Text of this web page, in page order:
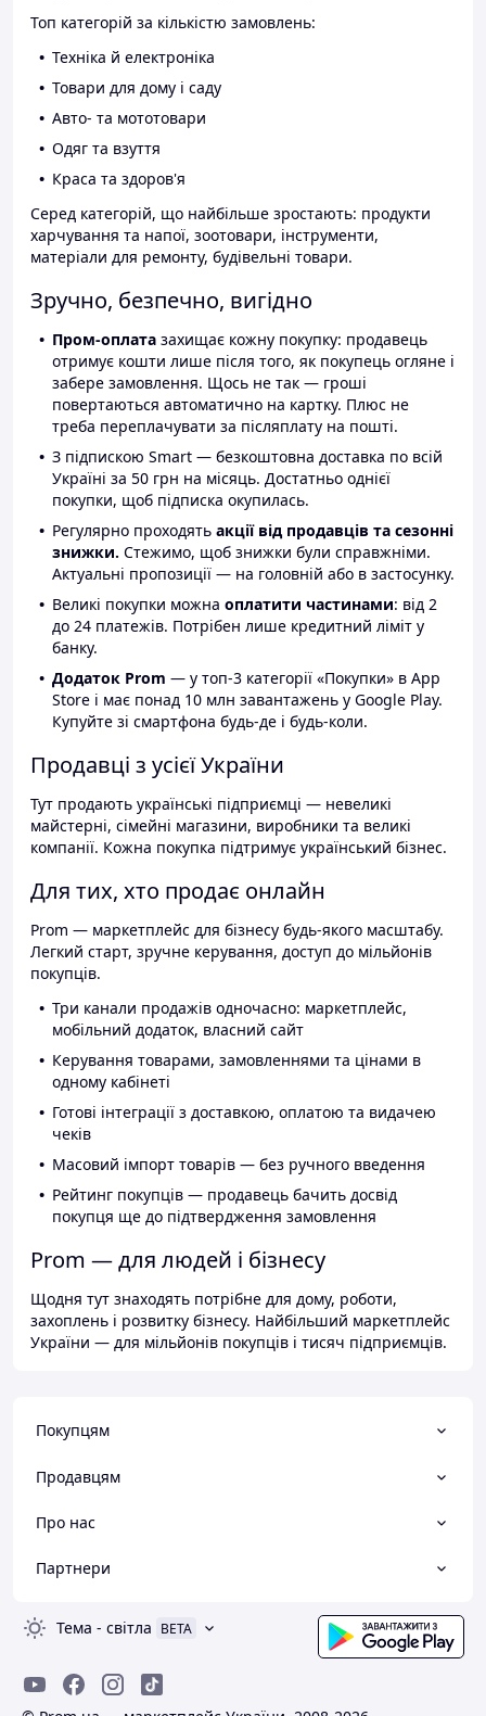
Топ категорій за кількістю замовлень:
Техніка й електроніка
Товари для дому і саду
Авто- та мототовари
Одяг та взуття
Краса та здоров'я
Серед категорій, що найбільше зростають: продукти
харчування та напої, зоотовари, інструменти,
матеріали для ремонту, будівельні товари.
Зручно, безпечно, вигідно
Пром-оплата захищає кожну покупку: продавець
отримує кошти лише після того, як покупець огляне і
забере замовлення. Щось не так — гроші
повертаються автоматично на картку. Плюс не
треба переплачувати за післяплату на пошті.
З підпискою Smart — безкоштовна доставка по всій
Україні за 50 грн на місяць. Достатньо однієї
покупки, щоб підписка окупилась.
Регулярно проходять акції від продавців та сезонні
знижки. Стежимо, щоб знижки були справжніми.
Актуальні пропозиції — на головній або в застосунку.
Великі покупки можна оплатити частинами: від 2
до 24 платежів. Потрібен лише кредитний ліміт у
банку.
Додаток Prom — у топ-3 категорії «Покупки» в App
Store і має понад 10 млн завантажень у Google Play.
Купуйте зі смартфона будь-де і будь-коли.
Продавці з усієї України
Тут продають українські підприємці — невеликі
майстерні, сімейні магазини, виробники та великі
компанії. Кожна покупка підтримує український бізнес.
Для тих, хто продає онлайн
Prom — маркетплейс для бізнесу будь-якого масштабу.
Легкий старт, зручне керування, доступ до мільйонів
покупців.
Три канали продажів одночасно: маркетплейс,
мобільний додаток, власний сайт
Керування товарами, замовленнями та цінами в
одному кабінеті
Готові інтеграції з доставкою, оплатою та видачею
чеків
Масовий імпорт товарів — без ручного введення
Рейтинг покупців — продавець бачить досвід
покупця ще до підтвердження замовлення
Prom — для людей і бізнесу
Щодня тут знаходять потрібне для дому, роботи,
захоплень і розвитку бізнесу. Найбільший маркетплейс
України — для мільйонів покупців і тисяч підприємців.
Покупцям
Продавцям
Про нас
Партнери
Тема - світла BETA